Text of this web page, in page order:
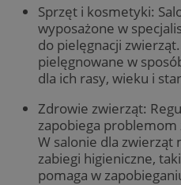
Sprzęt i kosmetyki:
wyposażone w
do pielęgnacji
pielęgnowane w
dla ich rasy, wieku i
Zdrowie zwierząt:
zapobiega
W salonie dla zwierząt
zabiegi higieniczne,
pomaga w